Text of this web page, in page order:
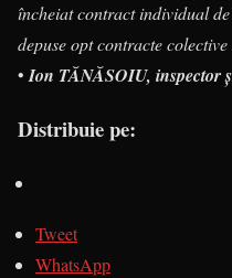
încheiat contract individual
depuse opt contracte colective
• Ion TĂNĂSOIU, inspector
Distribuie pe:
Tweet
WhatsApp